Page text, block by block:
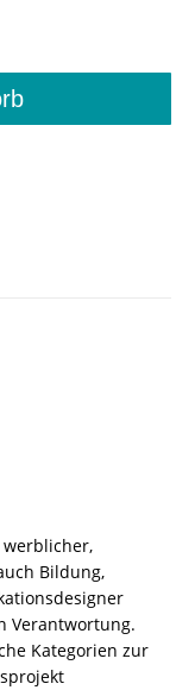
Bildung,
Verantwortung.
Kategorien zur